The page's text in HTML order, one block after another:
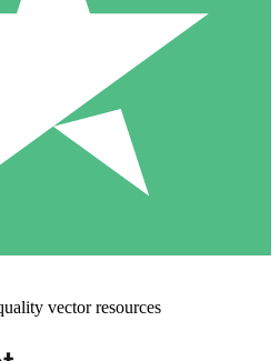
vector resources